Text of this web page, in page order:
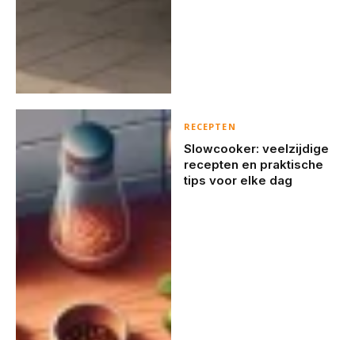
RECEPTEN
Slowcooker: veelzijdige
recepten en praktische
tips voor elke dag